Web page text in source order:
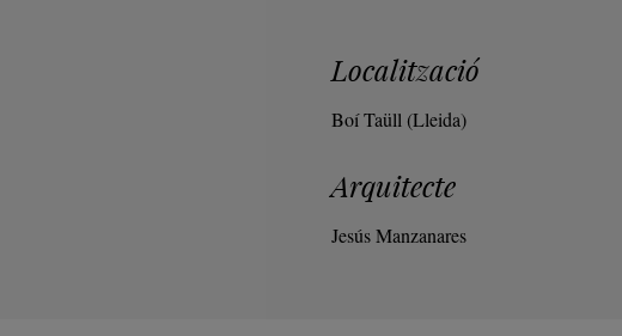
Localització
Boí Taüll (Lleida)
Arquitecte
Jesús Manzanares